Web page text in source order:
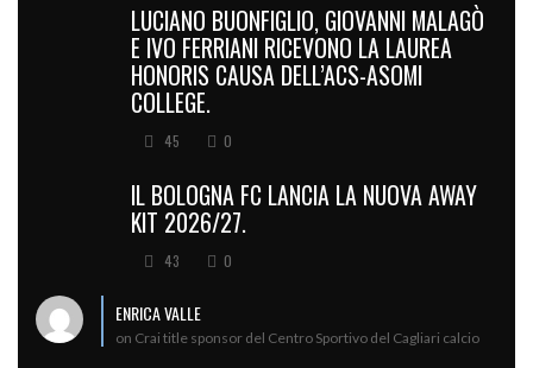
LUCIANO BUONFIGLIO, GIOVANNI MALAGÒ
E IVO FERRIANI RICEVONO LA LAUREA
HONORIS CAUSA DELL’ACS-ASOMI
COLLEGE.
45 0
IL BOLOGNA FC LANCIA LA NUOVA AWAY
KIT 2026/27.
43 0
ENRICA VALLE
on Crai title sponsor del Centro Sportivo del Cagliari calcio